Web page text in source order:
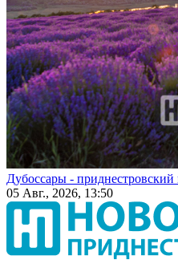
Дубоссары - приднестровский
05 Авг., 2026, 13:50